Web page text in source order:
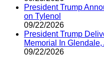
President Trump
on Tylenol
09/22/2026
President Trump
Memorial In Glendale,
09/22/2026